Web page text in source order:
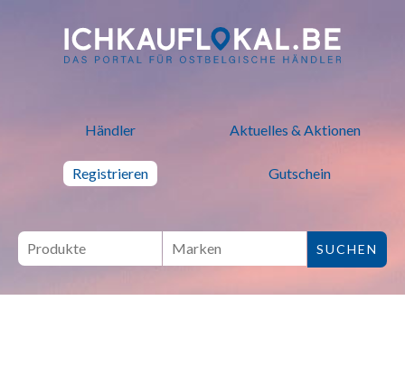
ich kauf lokal - Bei lokalen
Händler Aktuelles & Aktionen
Registrieren Gutschein